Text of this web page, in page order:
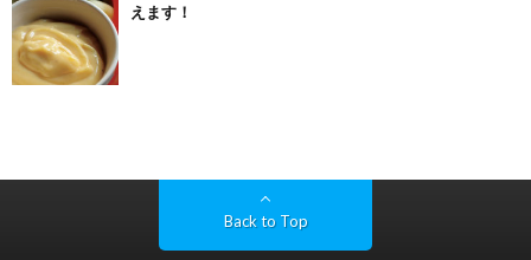
えます！
Back to Top